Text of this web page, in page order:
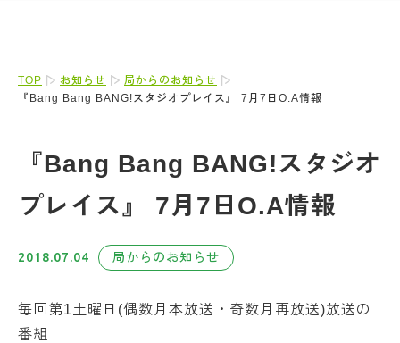
TOP お知らせ
局からのお知らせ
『Bang Bang BANG!スタジオプレイス』 7月7日O.A情報
『Bang Bang BANG!スタジオ
プレイス』 7月7日O.A情報
2018.07.04 局からのお知らせ
毎回第1土曜日(偶数月本放送・奇数月再放送)放送の
番組